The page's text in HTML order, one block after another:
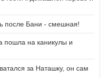
после Бани - смешная!
пошла на каникулы и
за Наташку, он сам